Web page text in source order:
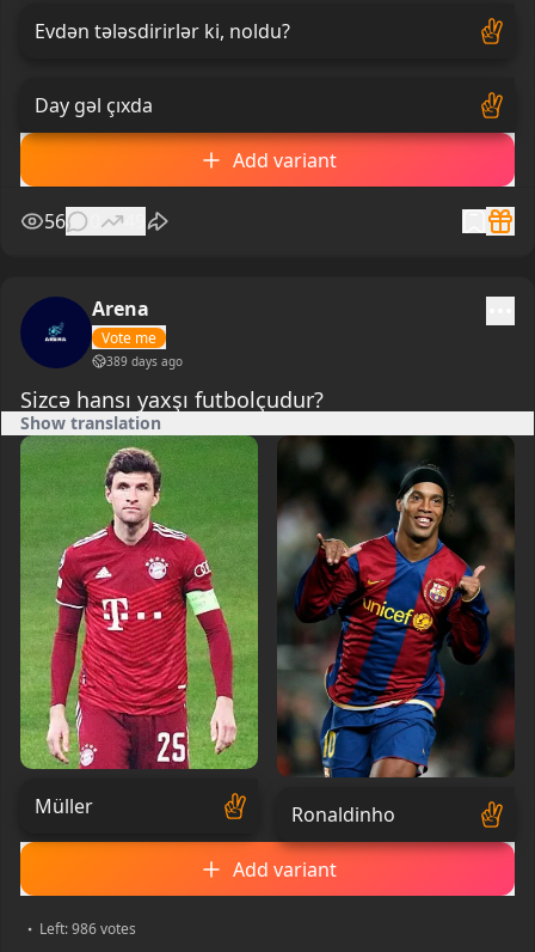
Evdən tələsdirirlər ki, noldu?
Day gəl çıxda
Add variant
56
Arena
Vote me
389 days ago
Sizcə hansı yaxşı futbolçudur?
Show translation
Müller Ronaldinho
Add variant
Left: 986 votes